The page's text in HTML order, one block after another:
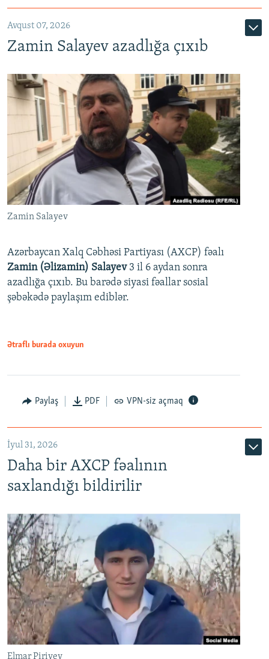
Avqust 07, 2026
Zamin Salayev azadlığa çıxıb
Zamin Salayev
Azərbaycan Xalq Cəbhəsi Partiyası (AXCP) fəalı
Zamin (Əlizamin) Salayev 3 il 6 aydan sonra
azadlığa çıxıb. Bu barədə siyasi fəallar sosial
şəbəkədə paylaşım ediblər.
Ətraflı burada oxuyun
Paylaş PDF VPN-siz açmaq
İyul 31, 2026
Daha bir AXCP fəalının
saxlandığı bildirilir
Elmar Piriyev